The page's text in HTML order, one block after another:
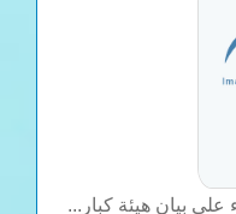
على بيان هيئة كبار...